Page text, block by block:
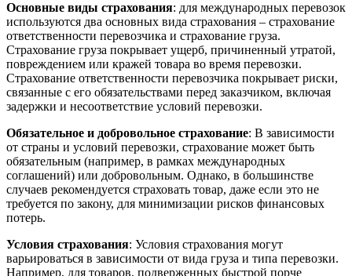
Основные виды страхования: для международных перевозок
используются два основных вида страхования – страхование
ответственности перевозчика и страхование груза.
Страхование груза покрывает ущерб, причиненный утратой,
повреждением или кражей товара во время перевозки.
Страхование ответственности перевозчика покрывает риски,
связанные с его обязательствами перед заказчиком, включая
задержки и несоответствие условий перевозки.
Обязательное и добровольное страхование: В зависимости
от страны и условий перевозки, страхование может быть
обязательным (например, в рамках международных
соглашений) или добровольным. Однако, в большинстве
случаев рекомендуется страховать товар, даже если это не
требуется по закону, для минимизации рисков финансовых
потерь.
Условия страхования: Условия страхования могут
варьироваться в зависимости от вида груза и типа перевозки.
Например, для товаров, подверженных быстрой порче